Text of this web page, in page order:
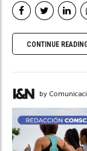
CONTINUE
by